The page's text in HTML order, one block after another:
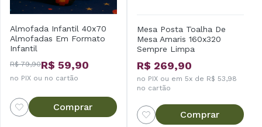
Almofada Infantil 40x70
Almofadas Em Formato
Infantil
R$ 79,90R$ 59,90
no PIX ou no cartão
Comprar
Mesa Posta Toalha De
Mesa Amaris 160x320
Sempre Limpa
R$ 269,90
no PIX ou em 5x de R$ 53,98
no cartão
Comprar